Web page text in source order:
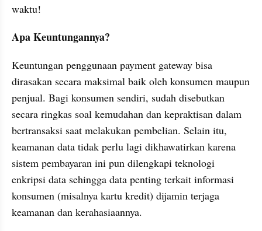
waktu!
Apa Keuntungannya?
Keuntungan penggunaan payment gateway bisa
dirasakan secara maksimal baik oleh konsumen maupun
penjual. Bagi konsumen sendiri, sudah disebutkan
secara ringkas soal kemudahan dan kepraktisan dalam
bertransaksi saat melakukan pembelian. Selain itu,
keamanan data tidak perlu lagi dikhawatirkan karena
sistem pembayaran ini pun dilengkapi teknologi
enkripsi data sehingga data penting terkait informasi
konsumen (misalnya kartu kredit) dijamin terjaga
keamanan dan kerahasiaannya.